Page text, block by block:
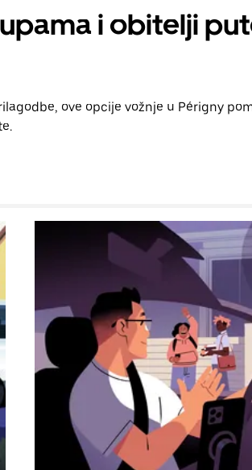
i obitelji
ove opcije vožnje u Périgny